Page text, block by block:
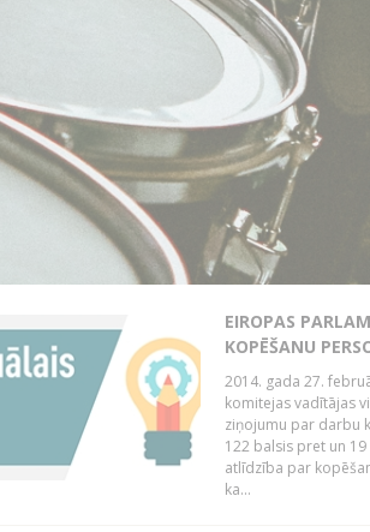
EIROPAS
KOPĒŠANU
2014. gada 27.
komitejas vadītājas
ziņojumu par darbu
122 balsis pret un
atlīdzība par
ka...